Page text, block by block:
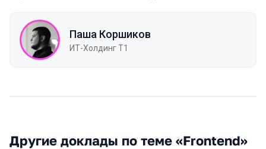
Паша Коршиков
ИТ-Холдинг Т1
Другие доклады по теме «Frontend»